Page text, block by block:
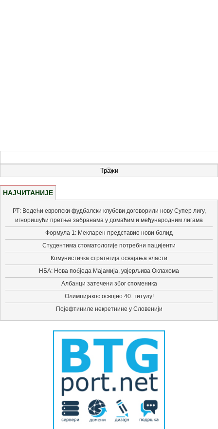
НАЈЧИТАНИЈЕ
РТ: Водећи европски фудбалски клубови договорили нову Супер лигу,
игноришући претње забранама у домаћим и међународним лигама
Формула 1: Мекларен представио нови болид
Студентима стоматологије потребни пацијенти
Комунистичка стратегија освајања власти
НБА: Нова побједа Мајамија, увјерљива Оклахома
Албанци затечени због споменика
Олимпијакос освојио 40. титулу!
Појефтиниле некретнине у Словенији